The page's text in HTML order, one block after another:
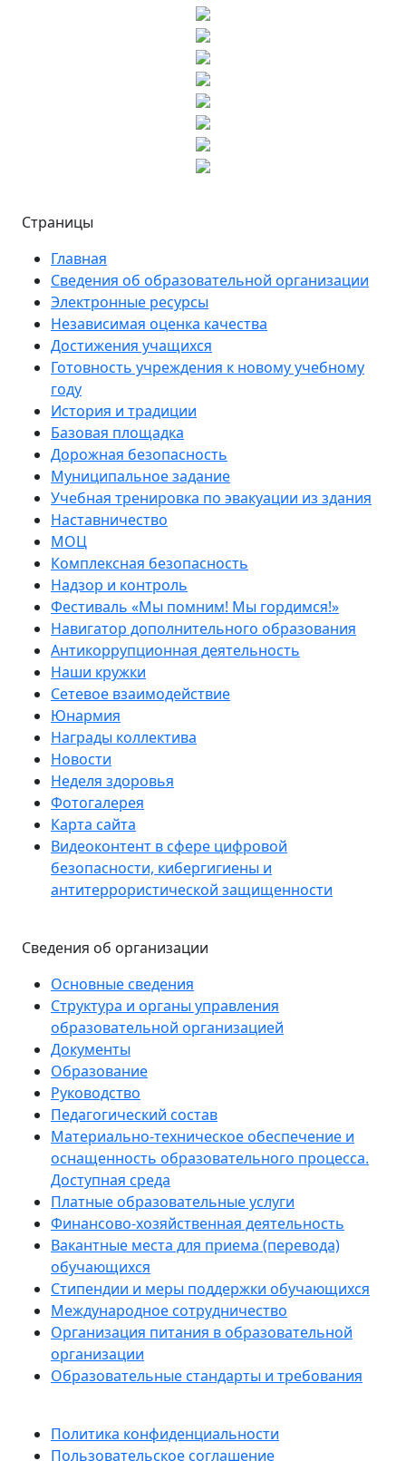
Страницы
Главная
Сведения об образовательной организации
Электронные ресурсы
Независимая оценка качества
Достижения учащихся
Готовность учреждения к новому учебному
году
История и традиции
Базовая площадка
Дорожная безопасность
Муниципальное задание
Учебная тренировка по эвакуации из здания
Наставничество
МОЦ
Комплексная безопасность
Надзор и контроль
Фестиваль «Мы помним! Мы гордимся!»
Навигатор дополнительного образования
Антикоррупционная деятельность
Наши кружки
Сетевое взаимодействие
Юнармия
Награды коллектива
Новости
Неделя здоровья
Фотогалерея
Карта сайта
Видеоконтент в сфере цифровой
безопасности, кибергигиены и
антитеррористической защищенности
Сведения об организации
Основные сведения
Структура и органы управления
образовательной организацией
Документы
Образование
Руководство
Педагогический состав
Материально-техническое обеспечение и
оснащенность образовательного процесса.
Доступная среда
Платные образовательные услуги
Финансово-хозяйственная деятельность
Вакантные места для приема (перевода)
обучающихся
Стипендии и меры поддержки обучающихся
Международное сотрудничество
Организация питания в образовательной
организации
Образовательные стандарты и требования
Политика конфиденциальности
Пользовательское соглашение